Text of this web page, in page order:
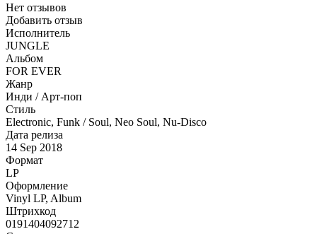
Нет отзывов
Добавить отзыв
Исполнитель
JUNGLE
Альбом
FOR EVER
Жанр
Инди / Арт-поп
Стиль
Electronic, Funk / Soul, Neo Soul, Nu-Disco
Дата релиза
14 Sep 2018
Формат
LP
Оформление
Vinyl LP, Album
Штрихкод
0191404092712